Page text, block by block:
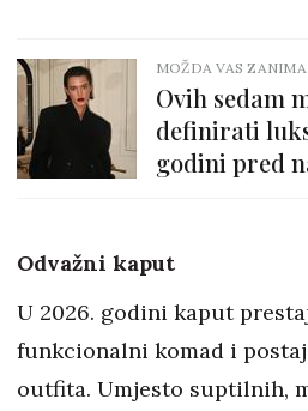
MOŽDA VAS ZANIMA
Ovih sedam
definirati
godini pred
Odvažni kaput
U 2026. godini kaput
funkcionalni komad i
outfita. Umjesto suptilnih,